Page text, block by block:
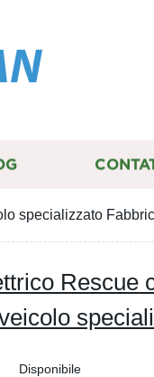
specializzato
Rescue
Disponibile